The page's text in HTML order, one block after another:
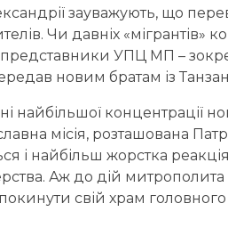
зауважують, що
Чи давніх «мігрантів»
представники УПЦ МП –
новим братам із
найбільшої концентрації
місія, розташована
і найбільш жорстка
Аж до дій митрополита
свій храм головного